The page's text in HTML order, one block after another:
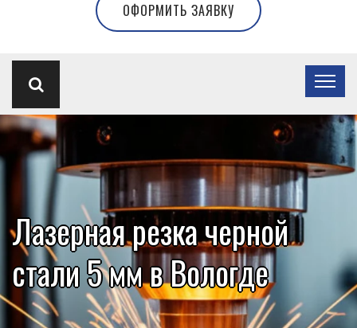
ОФОРМИТЬ ЗАЯВКУ
Лазерная резка черной
стали 5 мм в Вологде